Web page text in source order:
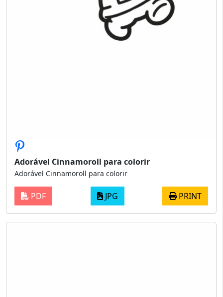
Adorável Cinnamoroll para colorir
Adorável Cinnamoroll para colorir
PDF JPG PRINT